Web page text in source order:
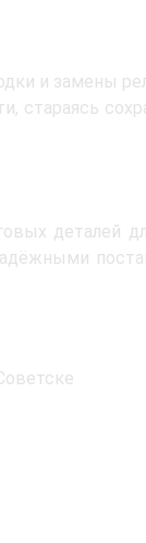
и замены
стараясь
деталей